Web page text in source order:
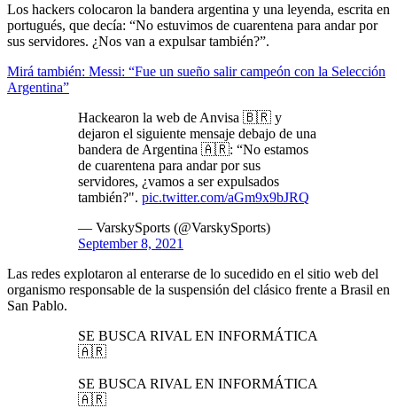
Los hackers colocaron la bandera argentina y una leyenda, escrita en
portugués, que decía: “No estuvimos de cuarentena para andar por
sus servidores. ¿Nos van a expulsar también?”.
Mirá también: Messi: “Fue un sueño salir campeón con la Selección
Argentina”
Hackearon la web de Anvisa 🇧🇷 y
dejaron el siguiente mensaje debajo de una
bandera de Argentina 🇦🇷: “No estamos
de cuarentena para andar por sus
servidores, ¿vamos a ser expulsados
también?". pic.twitter.com/aGm9x9bJRQ
— VarskySports (@VarskySports)
September 8, 2021
Las redes explotaron al enterarse de lo sucedido en el sitio web del
organismo responsable de la suspensión del clásico frente a Brasil en
San Pablo.
SE BUSCA RIVAL EN INFORMÁTICA
🇦🇷
SE BUSCA RIVAL EN INFORMÁTICA
🇦🇷